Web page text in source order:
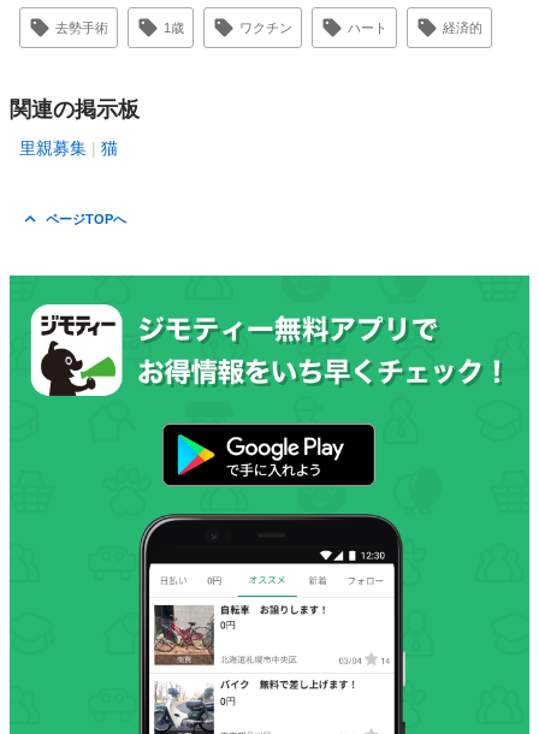
去勢手術 1歳 ワクチン ハート 経済的
関連の掲示板
里親募集 猫
ページTOPへ